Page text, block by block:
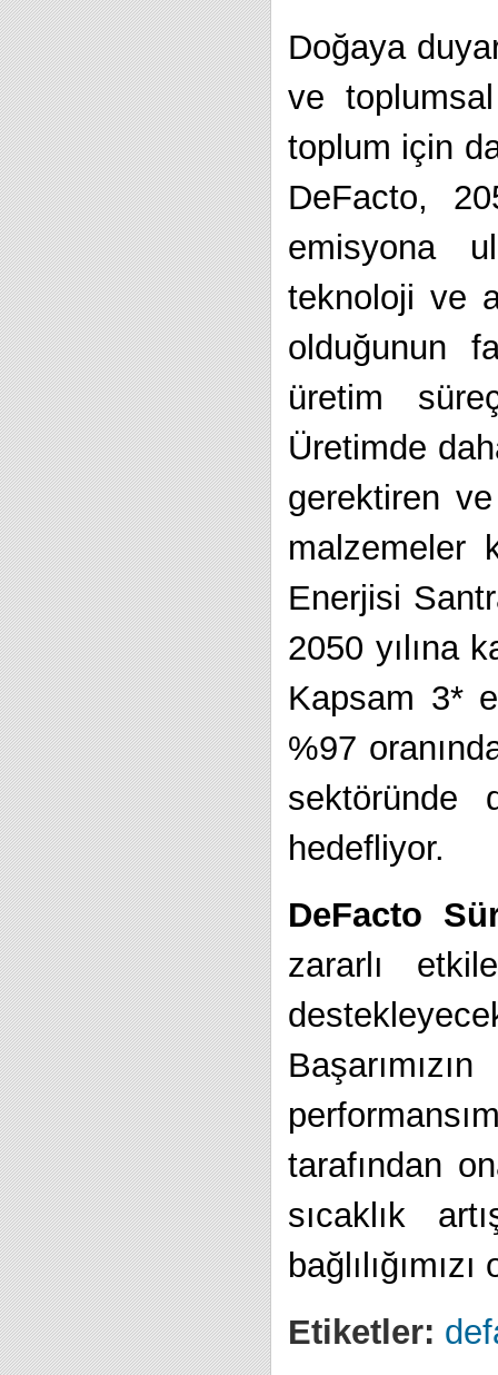
Doğaya
ve
toplum için
DeFacto,
emisyona
teknoloji ve
olduğunun
üretim
Üretimde
gerektiren
malzemeler
Enerjisi
2050 yılına
Kapsam 3*
%97
sektöründe
hedefliyor.
DeFacto
zararlı
tarafından
sıcaklık
Etiketler: